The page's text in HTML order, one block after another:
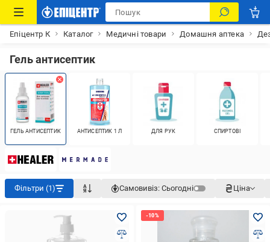
Епіцентр К Каталог Медичні товари Домашня аптека
Гель антисептик
ГЕЛЬ АНТИСЕПТИК АНТИСЕПТИК 1 Л ДЛЯ РУК СПИРТОВІ
Фільтри (1) Самовивіз: Сьогодні Ціна